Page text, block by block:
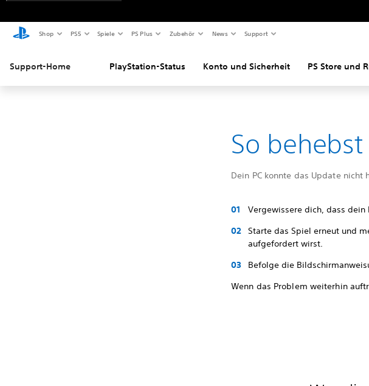
Shop PS5 Spiele PS Plus Zubehör News Support
Support-Home PlayStation-Status Konto und Sicherheit PS Store und
So
Dein PC konnte das Update nicht
Vergewissere dich, dass
Starte das Spiel erneut und
aufgefordert wirst.
Befolge die
Wenn das Problem weiterhin